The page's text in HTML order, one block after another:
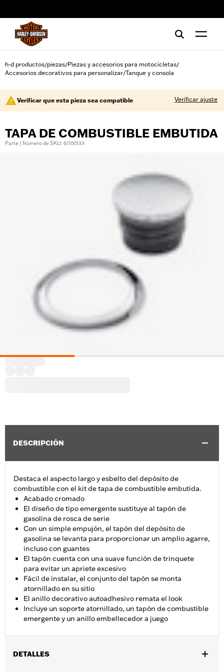
h-d productos/piezas/Piezas y accesorios para motocicletas/
Accesorios decorativos para personalizar/Tanque y consola
Verificar que esta pieza sea compatible Verificar ajuste
TAPA DE COMBUSTIBLE EMBUTIDA
Parte | Número de SKU: 61100133
DESCRIPCIÓN
Destaca el aspecto largo y esbelto del depósito de
combustible con el kit de tapa de combustible embutida.
Acabado cromado
El diseño de tipo emergente sustituye al tapón de
gasolina de rosca de serie
Con un simple empujón, el tapón del depósito de
gasolina se levanta para proporcionar un amplio agarre,
incluso con guantes
El tapón cuenta con una suave función de trinquete
para evitar un apriete excesivo
Fácil de instalar, el conjunto del tapón se monta
atornillado en su sitio
El anillo decorativo autoadhesivo remata el look
Incluye un soporte atornillado, un tapón de combustible
emergente y un anillo embellecedor a juego
DETALLES